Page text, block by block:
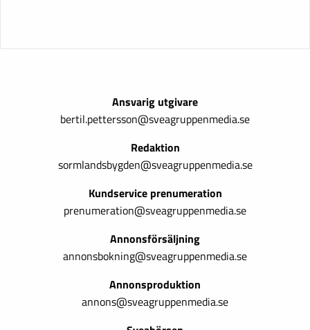
Ansvarig utgivare
bertil.pettersson@sveagruppenmedia.se
Redaktion
sormlandsbygden@sveagruppenmedia.se
Kundservice prenumeration
prenumeration@sveagruppenmedia.se
Annonsförsäljning
annonsbokning@sveagruppenmedia.se
Annonsproduktion
annons@sveagruppenmedia.se